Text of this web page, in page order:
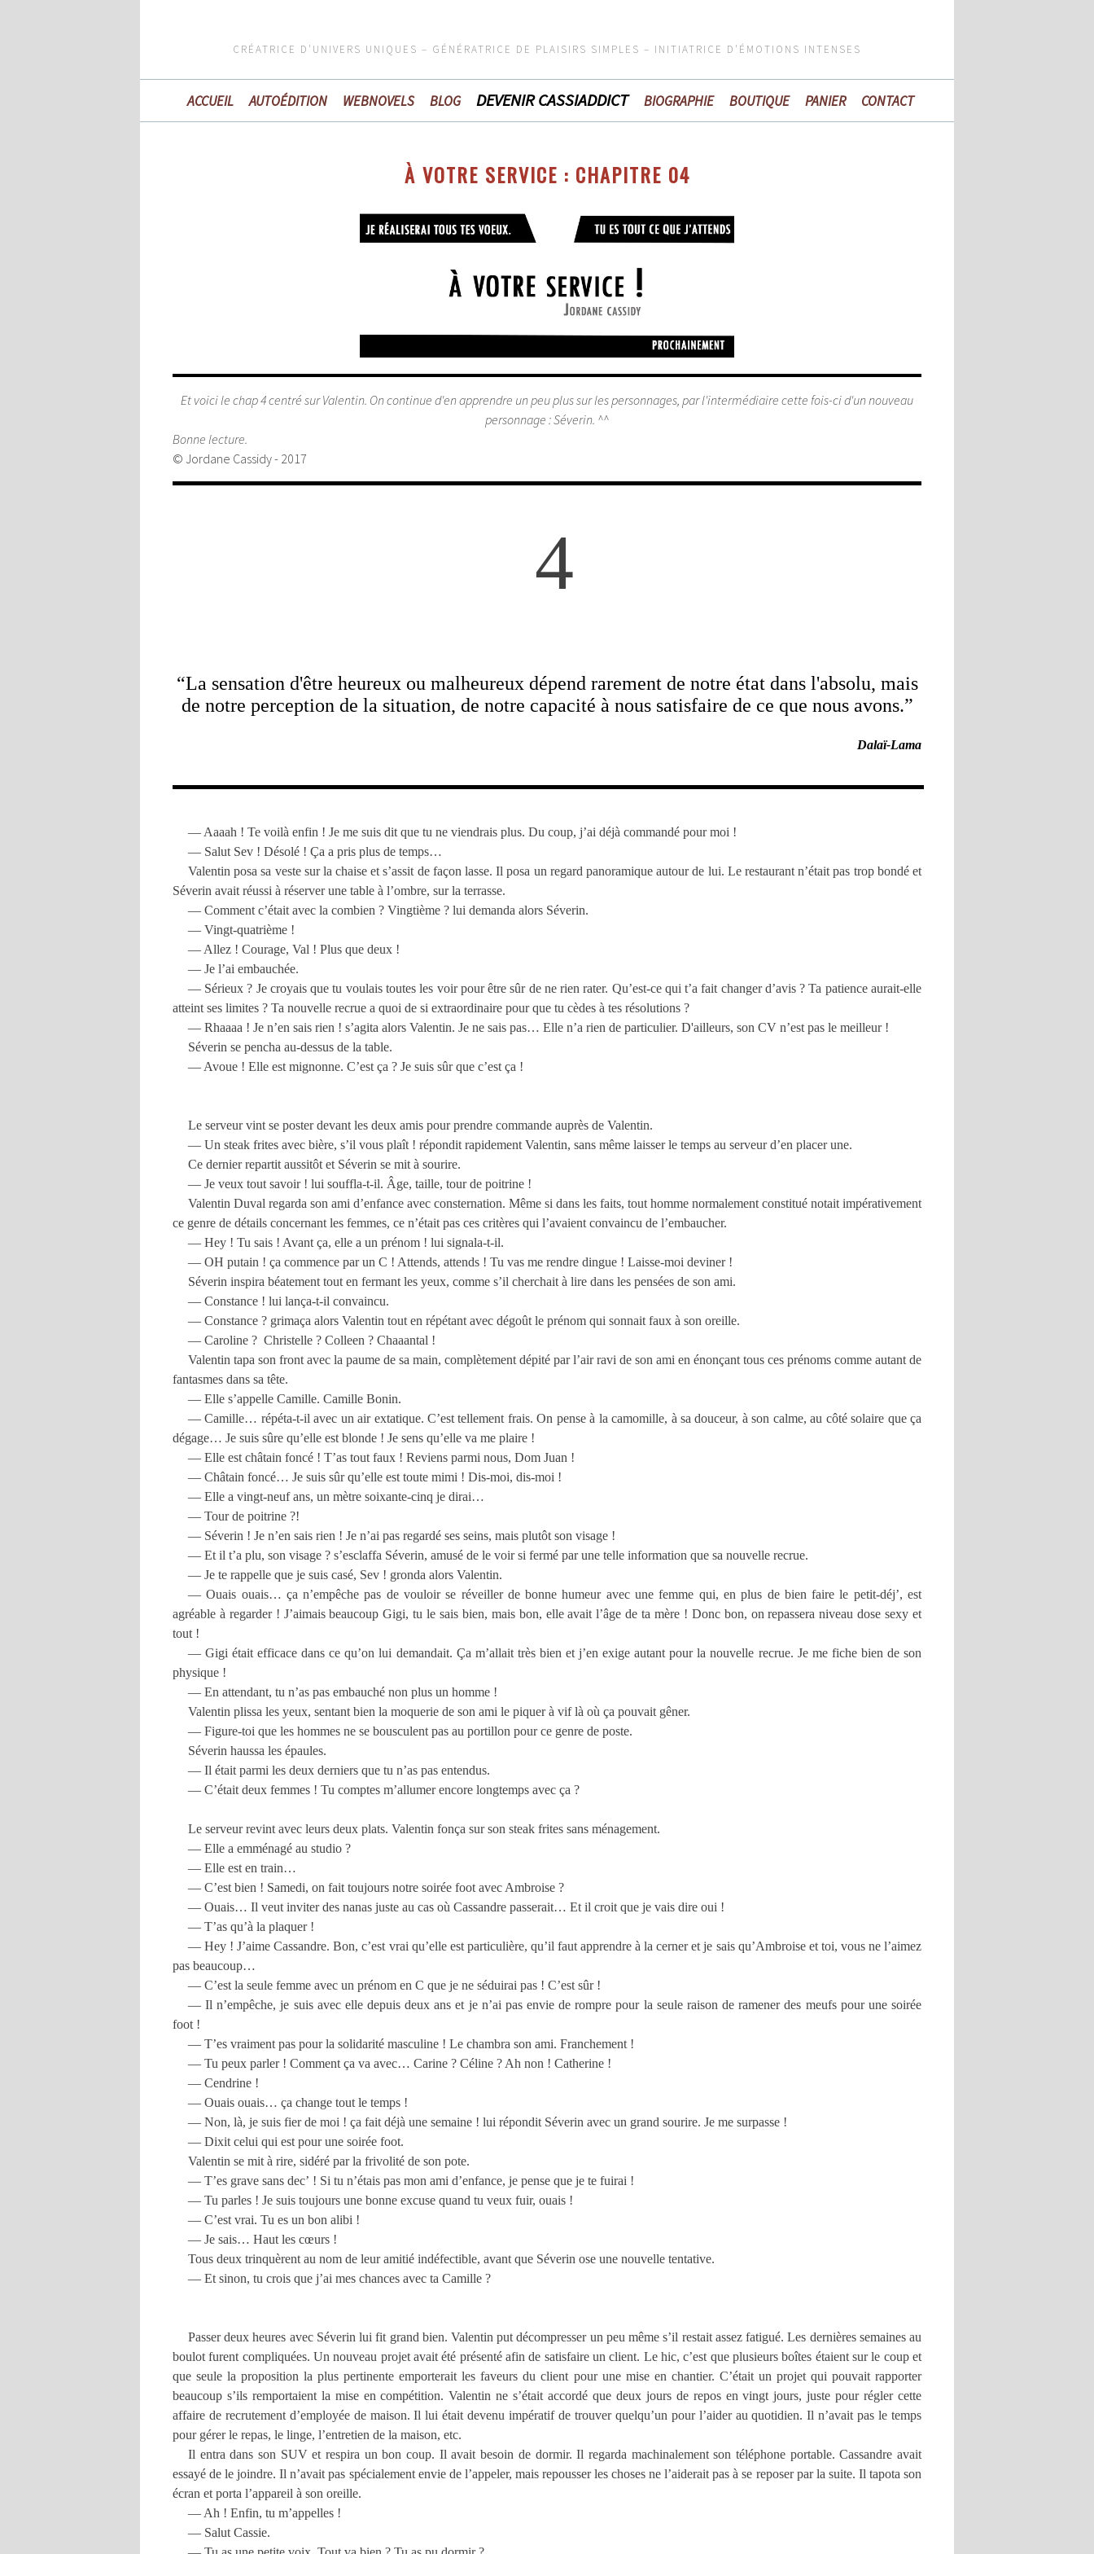
CRÉATRICE D'UNIVERS UNIQUES – GÉNÉRATRICE DE PLAISIRS SIMPLES – INITIATRICE D'ÉMOTIONS INTENSES
ACCUEIL AUTOÉDITION WEBNOVELS BLOG DEVENIR CASSIADDICT BIOGRAPHIE BOUTIQUE PANIER CONTACT
À VOTRE SERVICE : CHAPITRE 04
Et voici le chap 4 centré sur Valentin. On continue d'en apprendre un peu plus sur les personnages, par l'intermédiaire cette fois-ci d'un nouveau
personnage : Séverin. ^^
Bonne lecture.
© Jordane Cassidy - 2017
4
“La sensation d'être heureux ou malheureux dépend rarement de notre état dans l'absolu, mais
de notre perception de la situation, de notre capacité à nous satisfaire de ce que nous avons.”
Dalaï-Lama
— Aaaah ! Te voilà enfin ! Je me suis dit que tu ne viendrais plus. Du coup, j’ai déjà commandé pour moi !
— Salut Sev ! Désolé ! Ça a pris plus de temps…
Valentin posa sa veste sur la chaise et s’assit de façon lasse. Il posa un regard panoramique autour de lui. Le restaurant n’était pas trop bondé et
Séverin avait réussi à réserver une table à l’ombre, sur la terrasse.
— Comment c’était avec la combien ? Vingtième ? lui demanda alors Séverin.
— Vingt-quatrième !
— Allez ! Courage, Val ! Plus que deux !
— Je l’ai embauchée.
— Sérieux ? Je croyais que tu voulais toutes les voir pour être sûr de ne rien rater. Qu’est-ce qui t’a fait changer d’avis ? Ta patience aurait-elle
atteint ses limites ? Ta nouvelle recrue a quoi de si extraordinaire pour que tu cèdes à tes résolutions ?
— Rhaaaa ! Je n’en sais rien ! s’agita alors Valentin. Je ne sais pas… Elle n’a rien de particulier. D'ailleurs, son CV n’est pas le meilleur !
Séverin se pencha au-dessus de la table.
— Avoue ! Elle est mignonne. C’est ça ? Je suis sûr que c’est ça !
Le serveur vint se poster devant les deux amis pour prendre commande auprès de Valentin.
— Un steak frites avec bière, s’il vous plaît ! répondit rapidement Valentin, sans même laisser le temps au serveur d’en placer une.
Ce dernier repartit aussitôt et Séverin se mit à sourire.
— Je veux tout savoir ! lui souffla-t-il. Âge, taille, tour de poitrine !
Valentin Duval regarda son ami d’enfance avec consternation. Même si dans les faits, tout homme normalement constitué notait impérativement
ce genre de détails concernant les femmes, ce n’était pas ces critères qui l’avaient convaincu de l’embaucher.
— Hey ! Tu sais ! Avant ça, elle a un prénom ! lui signala-t-il.
— OH putain ! ça commence par un C ! Attends, attends ! Tu vas me rendre dingue ! Laisse-moi deviner !
Séverin inspira béatement tout en fermant les yeux, comme s’il cherchait à lire dans les pensées de son ami.
— Constance ! lui lança-t-il convaincu.
— Constance ? grimaça alors Valentin tout en répétant avec dégoût le prénom qui sonnait faux à son oreille.
— Caroline ? Christelle ? Colleen ? Chaaantal !
Valentin tapa son front avec la paume de sa main, complètement dépité par l’air ravi de son ami en énonçant tous ces prénoms comme autant de
fantasmes dans sa tête.
— Elle s’appelle Camille. Camille Bonin.
— Camille… répéta-t-il avec un air extatique. C’est tellement frais. On pense à la camomille, à sa douceur, à son calme, au côté solaire que ça
dégage… Je suis sûre qu’elle est blonde ! Je sens qu’elle va me plaire !
— Elle est châtain foncé ! T’as tout faux ! Reviens parmi nous, Dom Juan !
— Châtain foncé… Je suis sûr qu’elle est toute mimi ! Dis-moi, dis-moi !
— Elle a vingt-neuf ans, un mètre soixante-cinq je dirai…
— Tour de poitrine ?!
— Séverin ! Je n’en sais rien ! Je n’ai pas regardé ses seins, mais plutôt son visage !
— Et il t’a plu, son visage ? s’esclaffa Séverin, amusé de le voir si fermé par une telle information que sa nouvelle recrue.
— Je te rappelle que je suis casé, Sev ! gronda alors Valentin.
— Ouais ouais… ça n’empêche pas de vouloir se réveiller de bonne humeur avec une femme qui, en plus de bien faire le petit-déj’, est
agréable à regarder ! J’aimais beaucoup Gigi, tu le sais bien, mais bon, elle avait l’âge de ta mère ! Donc bon, on repassera niveau dose sexy et
tout !
— Gigi était efficace dans ce qu’on lui demandait. Ça m’allait très bien et j’en exige autant pour la nouvelle recrue. Je me fiche bien de son
physique !
— En attendant, tu n’as pas embauché non plus un homme !
Valentin plissa les yeux, sentant bien la moquerie de son ami le piquer à vif là où ça pouvait gêner.
— Figure-toi que les hommes ne se bousculent pas au portillon pour ce genre de poste.
Séverin haussa les épaules.
— Il était parmi les deux derniers que tu n’as pas entendus.
— C’était deux femmes ! Tu comptes m’allumer encore longtemps avec ça ?
Le serveur revint avec leurs deux plats. Valentin fonça sur son steak frites sans ménagement.
— Elle a emménagé au studio ?
— Elle est en train…
— C’est bien ! Samedi, on fait toujours notre soirée foot avec Ambroise ?
— Ouais… Il veut inviter des nanas juste au cas où Cassandre passerait… Et il croit que je vais dire oui !
— T’as qu’à la plaquer !
— Hey ! J’aime Cassandre. Bon, c’est vrai qu’elle est particulière, qu’il faut apprendre à la cerner et je sais qu’Ambroise et toi, vous ne l’aimez
pas beaucoup…
— C’est la seule femme avec un prénom en C que je ne séduirai pas ! C’est sûr !
— Il n’empêche, je suis avec elle depuis deux ans et je n’ai pas envie de rompre pour la seule raison de ramener des meufs pour une soirée
foot !
— T’es vraiment pas pour la solidarité masculine ! Le chambra son ami. Franchement !
— Tu peux parler ! Comment ça va avec… Carine ? Céline ? Ah non ! Catherine !
— Cendrine !
— Ouais ouais… ça change tout le temps !
— Non, là, je suis fier de moi ! ça fait déjà une semaine ! lui répondit Séverin avec un grand sourire. Je me surpasse !
— Dixit celui qui est pour une soirée foot.
Valentin se mit à rire, sidéré par la frivolité de son pote.
— T’es grave sans dec’ ! Si tu n’étais pas mon ami d’enfance, je pense que je te fuirai !
— Tu parles ! Je suis toujours une bonne excuse quand tu veux fuir, ouais !
— C’est vrai. Tu es un bon alibi !
— Je sais… Haut les cœurs !
Tous deux trinquèrent au nom de leur amitié indéfectible, avant que Séverin ose une nouvelle tentative.
— Et sinon, tu crois que j’ai mes chances avec ta Camille ?
Passer deux heures avec Séverin lui fit grand bien. Valentin put décompresser un peu même s’il restait assez fatigué. Les dernières semaines au
boulot furent compliquées. Un nouveau projet avait été présenté afin de satisfaire un client. Le hic, c’est que plusieurs boîtes étaient sur le coup et
que seule la proposition la plus pertinente emporterait les faveurs du client pour une mise en chantier. C’était un projet qui pouvait rapporter
beaucoup s’ils remportaient la mise en compétition. Valentin ne s’était accordé que deux jours de repos en vingt jours, juste pour régler cette
affaire de recrutement d’employée de maison. Il lui était devenu impératif de trouver quelqu’un pour l’aider au quotidien. Il n’avait pas le temps
pour gérer le repas, le linge, l’entretien de la maison, etc.
Il entra dans son SUV et respira un bon coup. Il avait besoin de dormir. Il regarda machinalement son téléphone portable. Cassandre avait
essayé de le joindre. Il n’avait pas spécialement envie de l’appeler, mais repousser les choses ne l’aiderait pas à se reposer par la suite. Il tapota son
écran et porta l’appareil à son oreille.
— Ah ! Enfin, tu m’appelles !
— Salut Cassie.